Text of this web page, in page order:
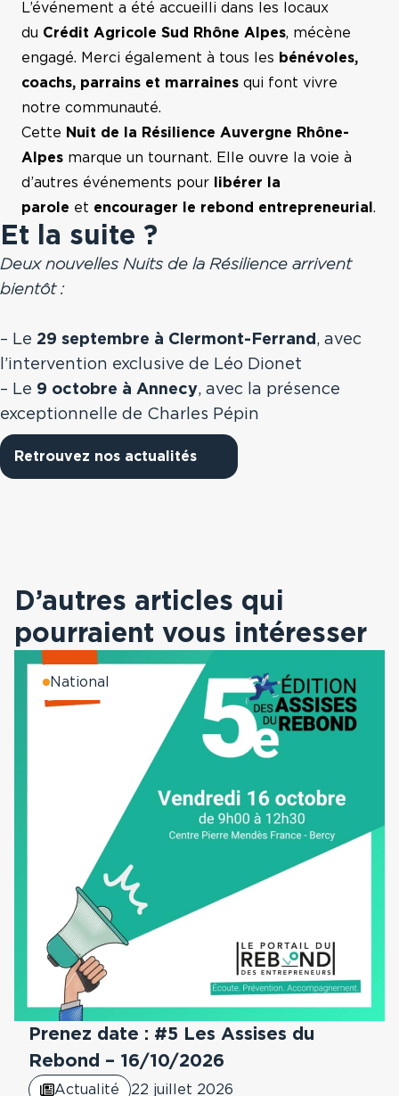
L’événement a été accueilli dans les locaux
du Crédit Agricole Sud Rhône Alpes, mécène
engagé. Merci également à tous les bénévoles,
coachs, parrains et marraines qui font vivre
notre communauté.
Cette Nuit de la Résilience Auvergne Rhône-
Alpes marque un tournant. Elle ouvre la voie à
d’autres événements pour
libérer la
parole et encourager le rebond entrepreneurial .
Et la suite ?
Deux nouvelles Nuits de la Résilience arrivent
bientôt :
– Le 29 septembre à Clermont-Ferrand , avec
l’intervention exclusive de Léo Dionet
– Le 9 octobre à Annecy, avec la présence
exceptionnelle de Charles Pépin
Retrouvez nos actualités
D’autres articles qui
pourraient vous intéresser
National
Prenez date : #5 Les Assises du
Rebond – 16/10/2026
Actualité 22 juillet 2026